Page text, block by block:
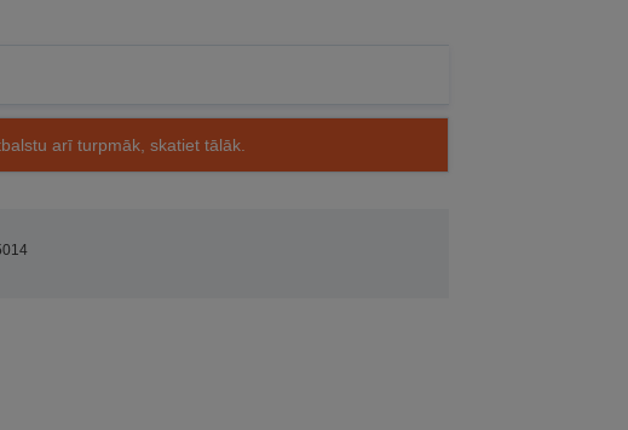
arī turpmāk, skatiet tālāk.